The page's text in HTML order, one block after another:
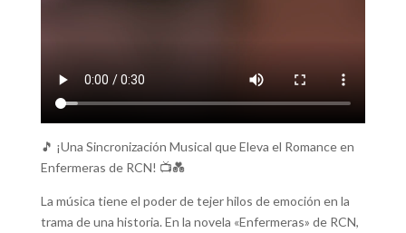
🎵 ¡Una Sincronización Musical que Eleva el Romance en
Enfermeras de RCN! 📺💑
La música tiene el poder de tejer hilos de emoción en la
trama de una historia. En la novela «Enfermeras» de RCN,